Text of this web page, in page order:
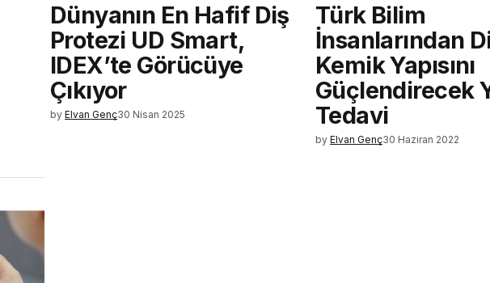
Dünyanın En Hafif Diş
Protezi UD Smart,
IDEX’te Görücüye
Çıkıyor
by Elvan Genç30 Nisan 2025
Türk Bilim
İnsanlarından
Kemik Yapısını
Güçlendirecek
Tedavi
by Elvan Genç30 Haziran 2022